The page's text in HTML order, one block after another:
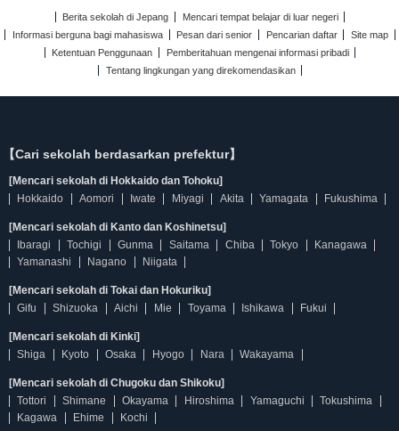
Berita sekolah di Jepang
Mencari tempat belajar di luar negeri
Informasi berguna bagi mahasiswa
Pesan dari senior Pencarian daftar
Site map
Ketentuan Penggunaan
Pemberitahuan mengenai informasi pribadi
Tentang lingkungan yang direkomendasikan
【Cari sekolah berdasarkan prefektur】
[Mencari sekolah di Hokkaido dan Tohoku]
Hokkaido
Aomori Iwate Miyagi Akita Yamagata Fukushima
[Mencari sekolah di Kanto dan Koshinetsu]
Ibaragi
Tochigi Gunma Saitama Chiba Tokyo
Kanagawa
Yamanashi
Nagano Niigata
[Mencari sekolah di Tokai dan Hokuriku]
Gifu
Shizuoka Aichi Mie Toyama Ishikawa Fukui
[Mencari sekolah di Kinki]
Shiga
Kyoto Osaka Hyogo Nara Wakayama
[Mencari sekolah di Chugoku dan Shikoku]
Tottori
Shimane Okayama Hiroshima Yamaguchi
Tokushima
Kagawa
Ehime Kochi